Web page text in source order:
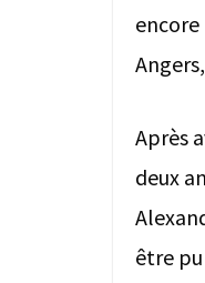
Après
deux
être